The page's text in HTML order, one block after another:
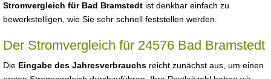
Stromvergleich für Bad Bramstedt ist denkbar einfach zu
bewerkstelligen, wie Sie sehr schnell feststellen werden.
Der Stromvergleich für 24576 Bad Bramstedt
Die Eingabe des Jahresverbrauchs reicht zunächst aus, um einen